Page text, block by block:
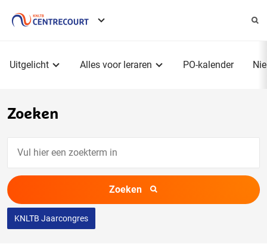
Uitgelicht Alles voor leraren PO-kalender
Zoeken
een
zoekterm
in
Zoeken
KNLTB Jaarcongres